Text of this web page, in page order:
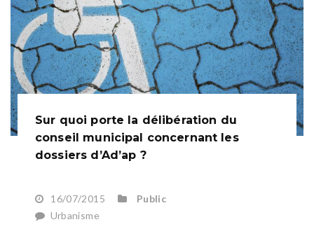
Sur quoi porte la délibération du
conseil municipal concernant les
dossiers d’Ad’ap ?
16/07/2015
Public
Urbanisme